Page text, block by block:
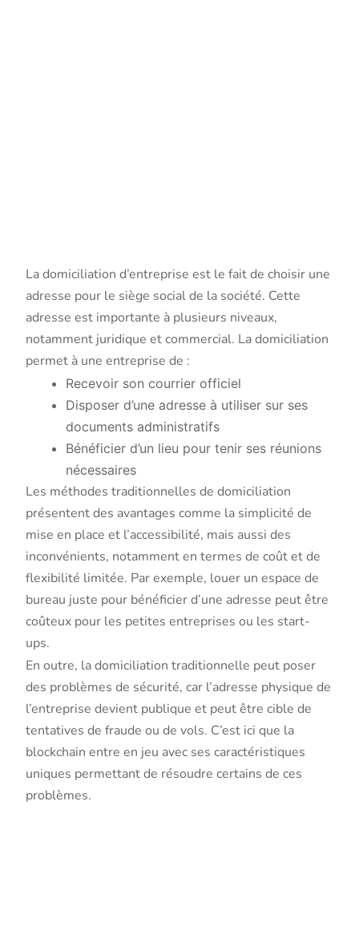
La domiciliation d’entreprise est le fait de choisir une
adresse pour le siège social de la société. Cette
adresse est importante à plusieurs niveaux,
notamment juridique et commercial. La domiciliation
permet à une entreprise de :
Recevoir son courrier officiel
Disposer d’une adresse à utiliser sur ses
documents administratifs
Bénéficier d’un lieu pour tenir ses réunions
nécessaires
Les méthodes traditionnelles de domiciliation
présentent des avantages comme la simplicité de
mise en place et l’accessibilité, mais aussi des
inconvénients, notamment en termes de coût et de
flexibilité limitée. Par exemple, louer un espace de
bureau juste pour bénéficier d’une adresse peut être
coûteux pour les petites entreprises ou les start-
ups.
En outre, la domiciliation traditionnelle peut poser
des problèmes de sécurité, car l’adresse physique de
l’entreprise devient publique et peut être cible de
tentatives de fraude ou de vols. C’est ici que la
blockchain entre en jeu avec ses caractéristiques
uniques permettant de résoudre certains de ces
problèmes.